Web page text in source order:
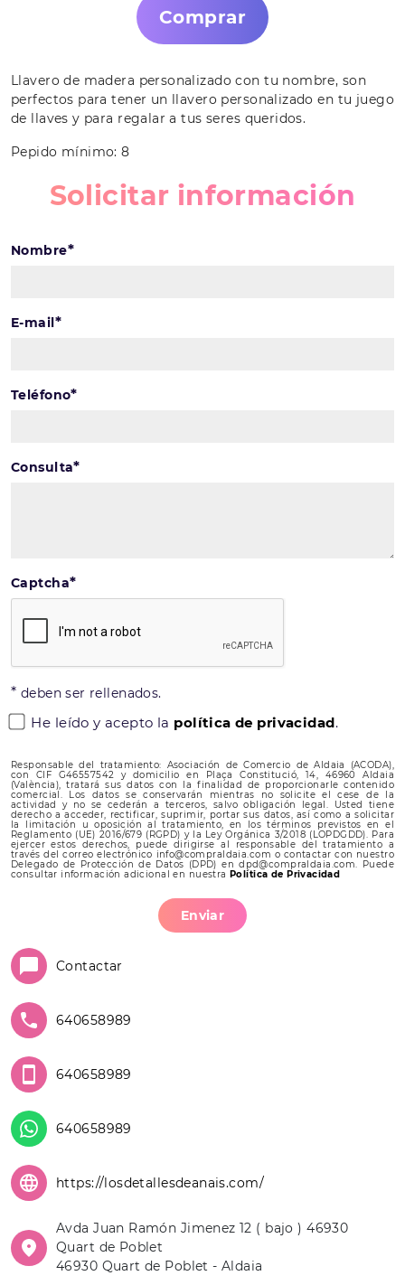
Comprar
Llavero de madera personalizado con tu nombre, son
perfectos para tener un llavero personalizado en tu juego
de llaves y para regalar a tus seres queridos.
Pepido mínimo: 8
Solicitar información
Nombre*
E-mail*
Teléfono*
Consulta*
Captcha*
* deben ser rellenados.
He leído y acepto la política de privacidad.
Responsable del tratamiento: Asociación de Comercio de Aldaia (ACODA),
con CIF G46557542 y domicilio en Plaça Constitució, 14, 46960 Aldaia
(València), tratará sus datos con la finalidad de proporcionarle contenido
comercial. Los datos se conservarán mientras no solicite el cese de la
actividad y no se cederán a terceros, salvo obligación legal. Usted tiene
derecho a acceder, rectificar, suprimir, portar sus datos, así como a solicitar
la limitación u oposición al tratamiento, en los términos previstos en el
Reglamento (UE) 2016/679 (RGPD) y la Ley Orgánica 3/2018 (LOPDGDD). Para
ejercer estos derechos, puede dirigirse al responsable del tratamiento a
través del correo electrónico info@compraldaia.com o contactar con nuestro
Delegado de Protección de Datos (DPD) en dpd@compraldaia.com. Puede
consultar información adicional en nuestraPolítica de Privacidad
Enviar
Contactar
640658989
640658989
640658989
https://losdetallesdeanais.com/
Avda Juan Ramón Jimenez 12 ( bajo ) 46930
Quart de Poblet
46930 Quart de Poblet - Aldaia